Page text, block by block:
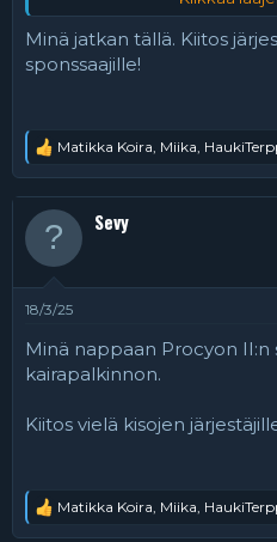
sähköpostiin, tekstiviestillä tai
Kireitä kaikille kisoihin.
Minä jatkan tällä. Kiitos
sponssaajille!
R
a
k
o
t
:
Matikka Koira Miika
Sevy
18/3/25
Minä nappaan Procyon II:n
kairapalkinnon.
Kiitos vielä kisojen
R
Matikka Koira, Miika,